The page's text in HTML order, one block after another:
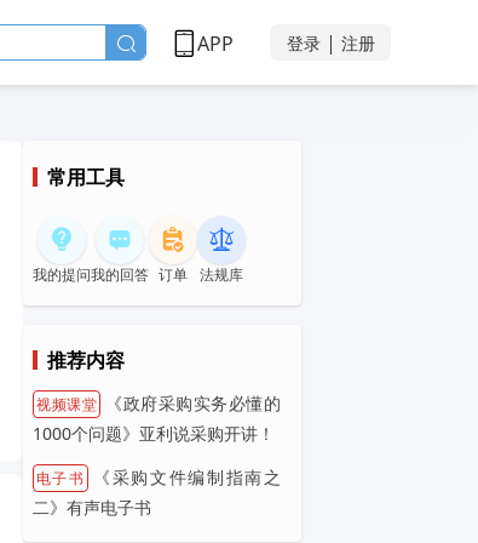
APP 登录 注册
常用工具
我的提问我的回答 订单 法规库
推荐内容
视频课堂
《政府采购实务必懂的
1000个问题》亚利说采购开讲！
电子书
《采购文件编制指南之
二》有声电子书